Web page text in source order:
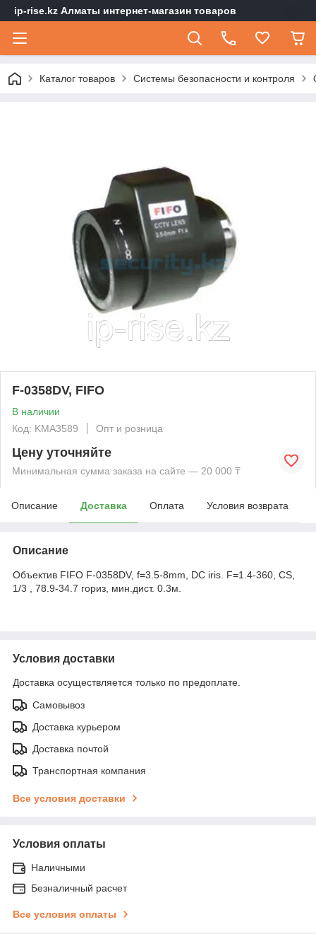
ip-rise.kz Алматы интернет-магазин товаров
Каталог товаров Системы безопасности и контроля
F-0358DV, FIFO
В наличии
Код: KMА3589
Опт и розница
Цену уточняйте
Минимальная сумма заказа на сайте — 20 000 ₸
Описание Доставка Оплата Условия возврата
Описание
Объектив FIFO F-0358DV, f=3.5-8mm, DC iris. F=1.4-360, CS,
1/3 , 78.9-34.7 гориз, мин.дист. 0.3м.
Условия доставки
Доставка осуществляется только по предоплате.
Самовывоз
Доставка курьером
Доставка почтой
Транспортная компания
Все условия доставки
Условия оплаты
Наличными
Безналичный расчет
Все условия оплаты